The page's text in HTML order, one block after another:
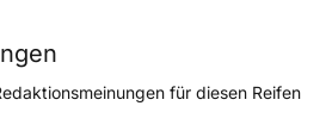
240 km/h
für diesen Reifen